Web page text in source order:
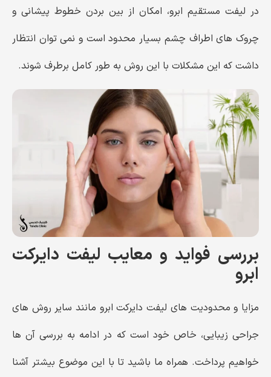
در لیفت مستقیم ابرو، امکان از بین بردن خطوط پیشانی و
چروک‌ های اطراف چشم بسیار محدود است و نمی‌ توان انتظار
داشت که این مشکلات با این روش به طور کامل برطرف شوند.
بررسی فواید و معایب لیفت دایرکت
ابرو
مزایا و محدودیت ‌های لیفت دایرکت ابرو مانند سایر روش ‌های
جراحی زیبایی، خاص خود است که در ادامه به بررسی آن‌ ها
خواهیم پرداخت. همراه ما باشید تا با این موضوع بیشتر آشنا